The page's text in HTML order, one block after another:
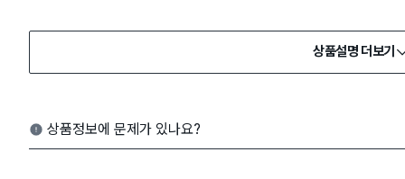
상품설명 더보기
상품정보에 문제가 있나요?